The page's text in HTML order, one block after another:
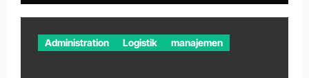
Administration Logistik manajemen